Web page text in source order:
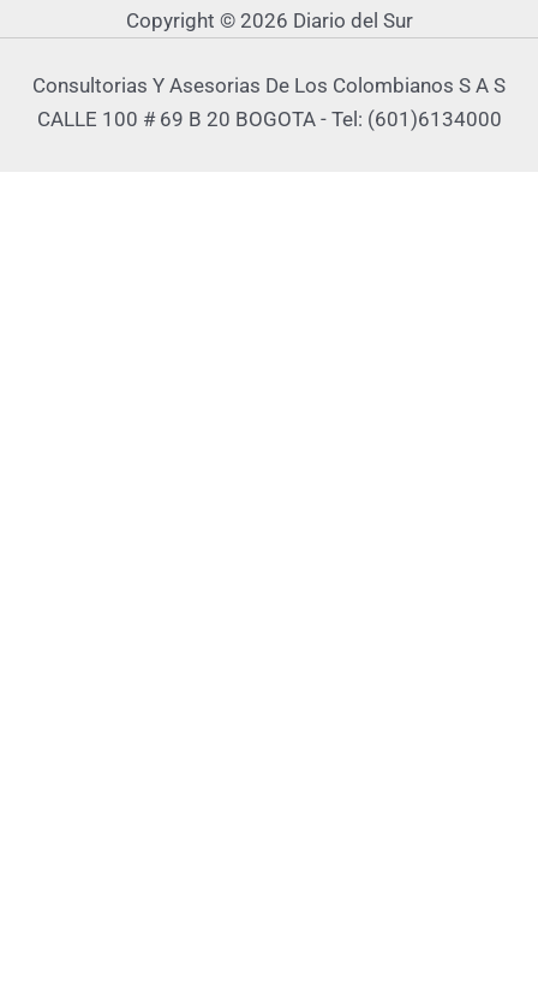
Copyright © 2026 Diario del Sur
Consultorias Y Asesorias De Los Colombianos S A S
CALLE 100 # 69 B 20 BOGOTA - Tel: (601)6134000